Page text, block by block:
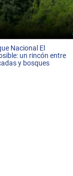
Nacional El
un rincón entre
y bosques